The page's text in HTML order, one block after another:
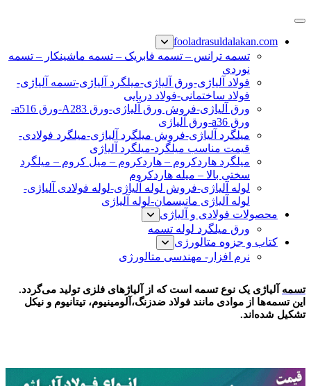
پرش
محتوا
نبشی فولادی-ناودانی فولادی-قیمت ورق-قیمت فولاد
fooladrasuldalakan.com
تسمه ترانس – تسمه فابریک – تسمه ماشینکار – تسمه
نوردی
فولاد آلیاژی-ورق آلیاژی-میلگرد آلیاژی-تسمه آلیاژی-
فولاد ساختمانی-فولاد دریایی
ورق آلیاژی-فروش ورق آلیاژی-ورق A283-ورق a516-
ورق a36-ورق آلیاژی
میلگرد آلیاژی-فروش میلگرد آلیاژی-میلگرد فولادی-
قیمت مناسب میلگرد-میلگرد آلیاژی
میلگرد هاردکروم – هاردکروم – میل کروم – میلگرد
سختی بالا – میله هاردکروم
لوله آلیاژی-فروش لوله آلیاژی-لوله فولادی آلیاژی-
لوله آلیاژی مانیسمان-لوله آلیاژی
محصولات فولادی و آلیاژی
ورق میلگرد لوله تسمه
کتاب و جزوه متالورژی
نرم افزار- مهندسی متالورژی
تسمه آلیاژی یک نوع تسمه است که از آلیاژهای فلزی تولید می‌گردد.
این تسمه‌ها از موادی مانند فولاد ضدزنگ،آلومینیوم، تیتانیوم و نیکل
تشکیل شده‌اند.